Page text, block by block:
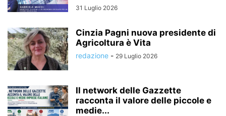
31 Luglio 2026
Cinzia Pagni nuova presidente di
Agricoltura è Vita
redazione - 29 Luglio 2026
Il network delle Gazzette
racconta il valore delle piccole e
medie...